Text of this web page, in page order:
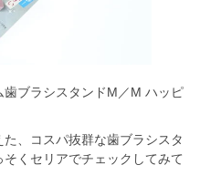
ブラシスタンドM／M ハッピ
、コスパ抜群な歯ブラシスタ
くセリアでチェックしてみて